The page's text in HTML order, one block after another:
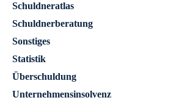
Schuldneratlas
Schuldnerberatung
Sonstiges
Statistik
Überschuldung
Unternehmensinsolvenz